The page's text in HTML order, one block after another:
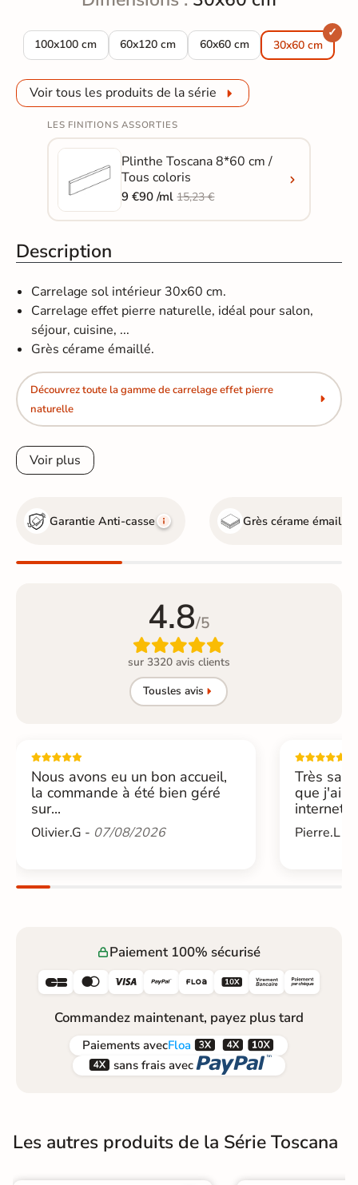
100x100 cm
Carrelage sol effet pierre Toscana gris 100x100 cm
60x120 cm
Carrelage sol effet pierre Toscana gris
60x60 cm
Carrelage sol effet pierre
30x60 cm
Voir tous les produits de la série
LES FINITIONS ASSORTIES
Plinthe Toscana 8*60 cm /
Tous coloris
9 €90 /ml15,23 €
Description
Carrelage sol intérieur 30x60 cm.
Carrelage effet pierre naturelle, idéal pour salon,
séjour, cuisine, ...
Grès cérame émaillé.
Découvrez toute la gamme de carrelage effet pierre
naturelle
Voir plus
Garantie Anti-casse Grès cérame émaillé
4.8/5

sur 3320 avis clients
Tousles avis
Nous avons eu un bon accueil,
la commande à été bien géré
sur...
Olivier.G - 07/08/2026
Très
que j'ai
internet....
Pierre.L -
Paiement 100% sécurisé
     
Commandez maintenant, payez plus tard
Paiements avecFloa  
 sans frais avec 
Les autres produits de la Série Toscana